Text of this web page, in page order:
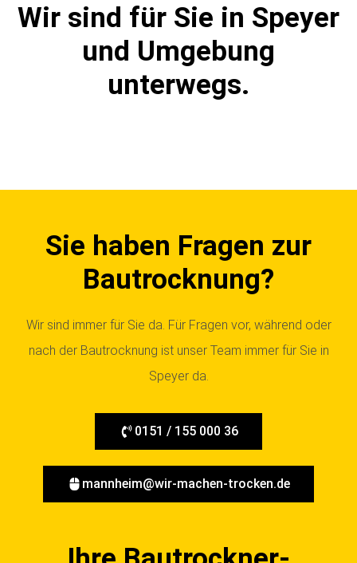
Wir sind für Sie in Speyer
und Umgebung
unterwegs.
Sie haben Fragen zur
Bautrocknung?
Wir sind immer für Sie da. Für Fragen vor, während oder
nach der Bautrocknung ist unser Team immer für Sie in
Speyer da.
0151 / 155 000 36
mannheim@wir-machen-trocken.de